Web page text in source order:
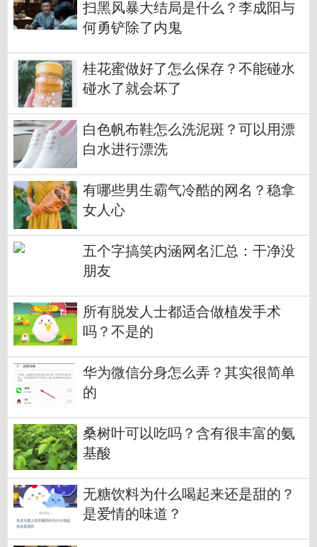
扫黑风暴大结局是什么？李成阳与
何勇铲除了内鬼
桂花蜜做好了怎么保存？不能碰水
碰水了就会坏了
白色帆布鞋怎么洗泥斑？可以用漂
白水进行漂洗
有哪些男生霸气冷酷的网名？稳拿
女人心
五个字搞笑内涵网名汇总：干净没
朋友
所有脱发人士都适合做植发手术
吗？不是的
华为微信分身怎么弄？其实很简单
的
桑树叶可以吃吗？含有很丰富的氨
基酸
无糖饮料为什么喝起来还是甜的？
是爱情的味道？